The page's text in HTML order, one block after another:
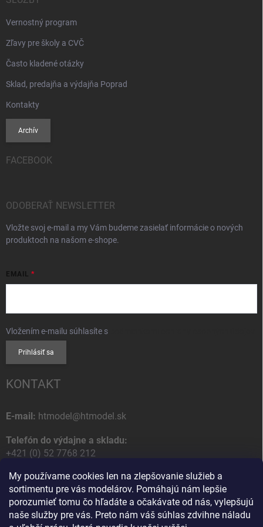
My používame cookies len na zlepšovanie služieb a
sortimentu pre vás modelárov. Pomáhajú nám lepšie
porozumieť tomu čo hľadáte a očakávate od nás, vylepšujú
naše služby pre vás. Preto nám váš súhlas zdvihne náladu
Vernostný program
Zľavy pre školy a CVČ
Často kladené otázky
Sklad, predajňa a výdajňa Poprad
Kontakty
Archív
FACEBOOK
ODOBERAŤ NEWSLETTER
Vložte svoj e-mail a my Vám budeme zasielať informácie o nových
produktoch na našom e-shope.
EMAIL
Vložením e-mailu súhlasíte s
Prihlásiť sa
KONTAKT
E-mail: htmodel@htmodel.sk
Telefón do výdajne a skladu:
+421 (0) 52 7768 212
Poštová / Odberná adresa:
HT model
Na letisko 49
058 01 Poprad